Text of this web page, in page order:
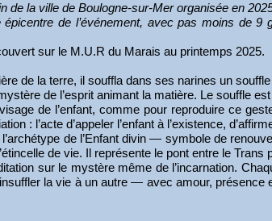
de la ville de Boulogne-sur-Mer organisée en
de l’événement, avec pas moins de
sur le M.U.R du Marais au printemps 2025.
de la terre, il souffla dans ses narines un
de l’esprit animant la matière. Le souffle
de l’enfant, comme pour reproduire ce
: l’acte d’appeler l’enfant à l’existence,
de l’Enfant divin — symbole de
de vie. Il représente le pont entre le
sur le mystère même de l’incarnation.
la vie à un autre — avec amour,